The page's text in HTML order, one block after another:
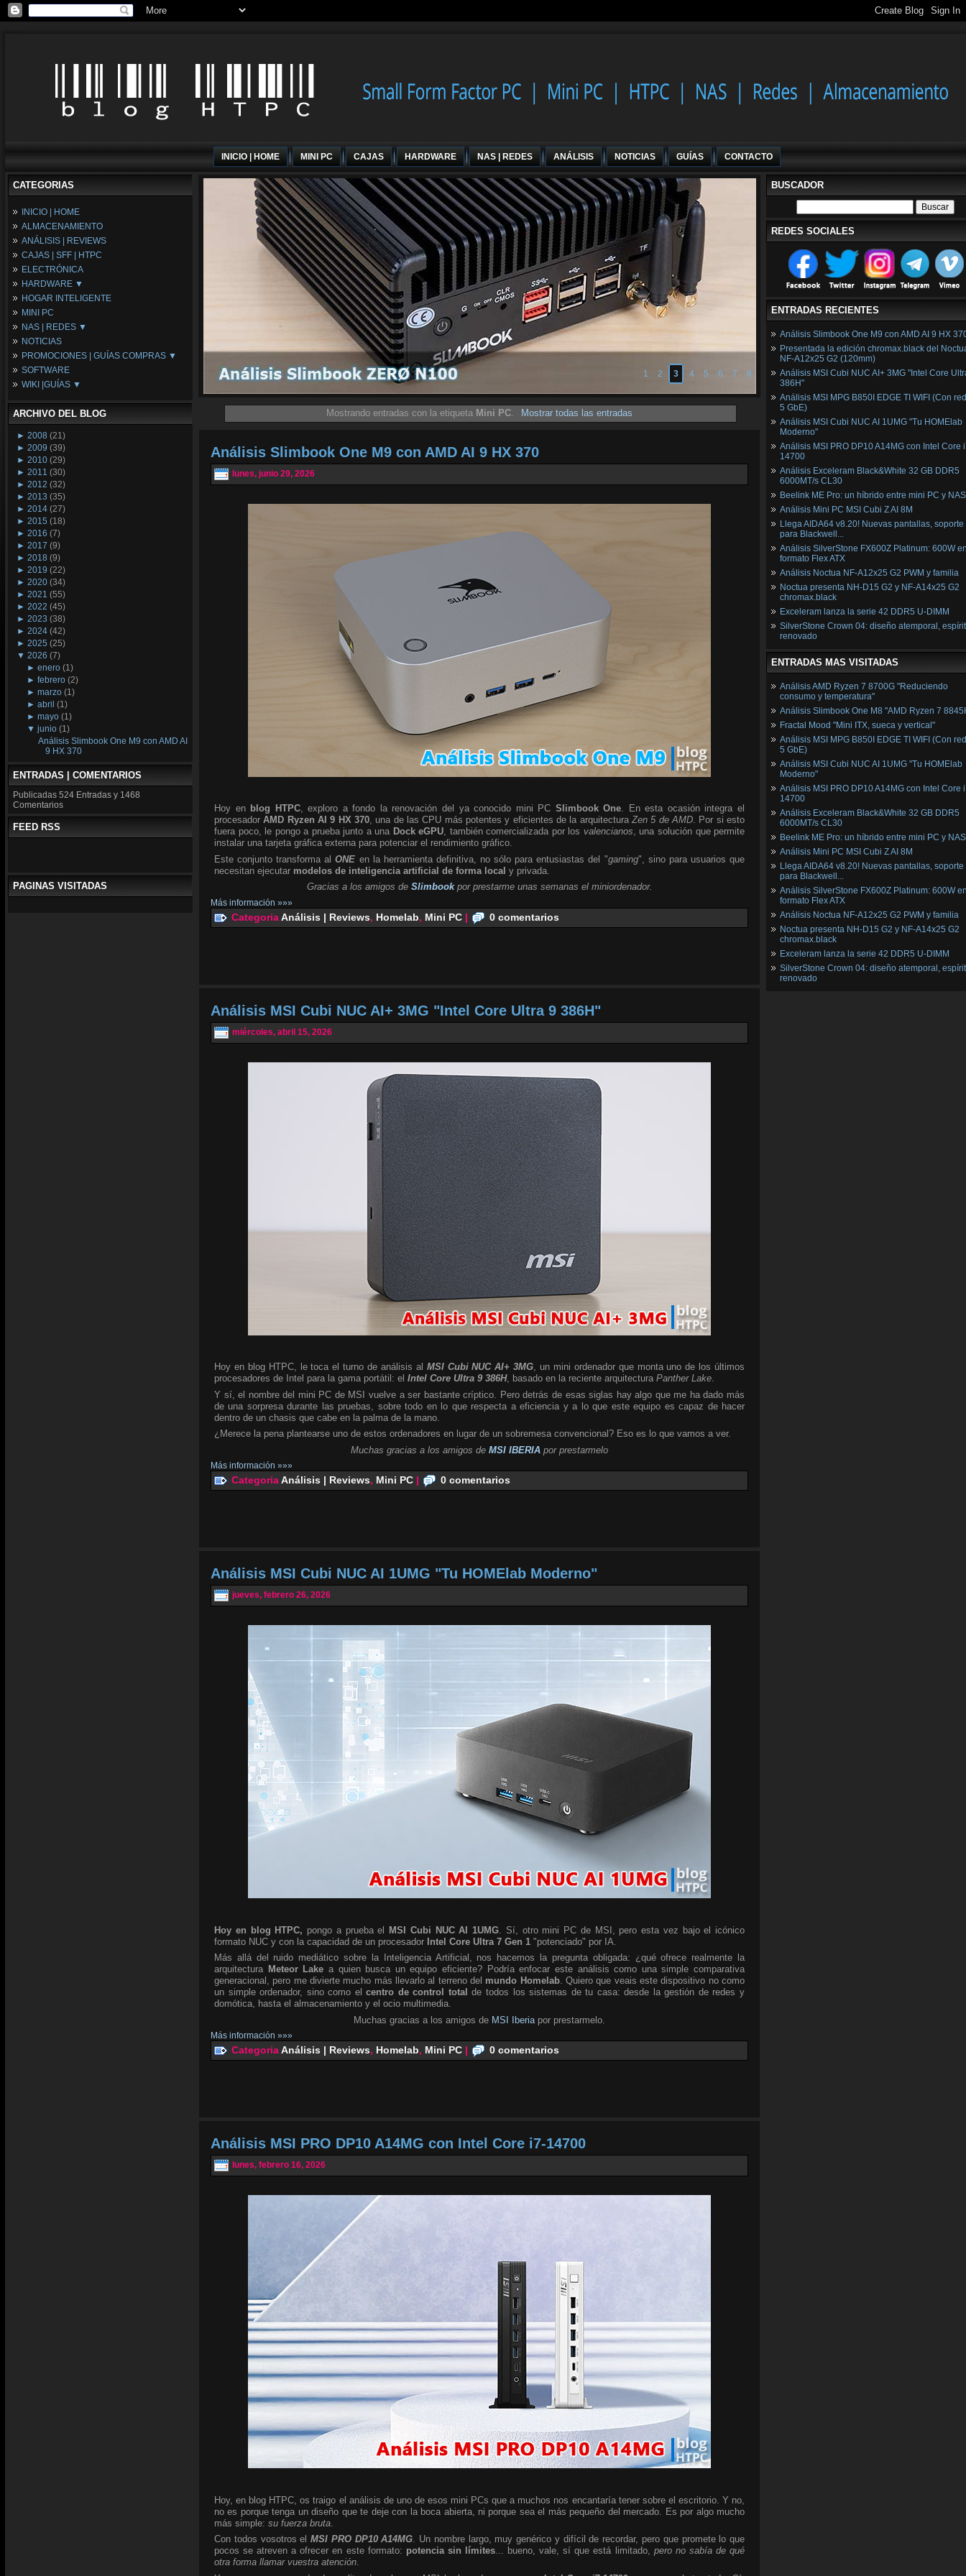
INICIO | HOME MINI PC CAJAS HARDWARE NAS | REDES ANÁLISIS NOTICIAS GUÍAS CONTACTO
CATEGORIAS
INICIO | HOME
ALMACENAMIENTO
ANÁLISIS | REVIEWS
CAJAS | SFF | HTPC
ELECTRÓNICA
HARDWARE ▼
Fuentes de Alimentación
Memória RAM
Placas Base
Procesadores
Periféricos
Refrigeración
Tarjetas Gráficas
HOGAR INTELIGENTE
MINI PC
NAS | REDES ▼
NAS
Espacio Synology
Redes
NOTICIAS
PROMOCIONES | GUÍAS COMPRAS ▼
Configuraciones Ordenadores
Guías de Compras
SOFTWARE
WIKI |GUÍAS ▼
Wikipedia
ARCHIVO DEL BLOG
► 2008 (21)
► 2009 (39)
► 2010 (29)
► 2011 (30)
► 2012 (32)
► 2013 (35)
► 2014 (27)
► 2015 (18)
► 2016 (7)
► 2017 (9)
► 2018 (9)
► 2019 (22)
► 2020 (34)
► 2021 (55)
► 2022 (45)
► 2023 (38)
► 2024 (42)
► 2025 (25)
▼ 2026 (7)
►enero (1)
►febrero (2)
►marzo (1)
►abril (1)
►mayo (1)
▼junio (1)
Análisis Slimbook One M9 con AMD AI
9 HX 370
ENTRADAS | COMENTARIOS
Publicadas 524 Entradas y 1468
Comentarios
FEED RSS
PAGINAS VISITADAS
1 2 3 4 5 6 7 8
Mostrando entradas con la etiqueta Mini PC Mostrar todas las entradas
Análisis Slimbook One M9 con AMD AI 9 HX 370
lunes, junio 29, 2026
Hoy en blog HTPC, exploro a fondo la renovación del ya conocido mini PC Slimbook One. En esta ocasión integra el
procesadorAMD Ryzen AI 9 HX 370, una de las CPU más potentes y eficientes de la arquitecturaZen 5 de AMD. Por si esto
fuera poco, le pongo a prueba junto a una Dock eGPU, también comercializada por los valencianos, una solución que permite
instalar una tarjeta gráfica externa para potenciar el rendimiento gráfico.
Este conjunto transforma alONE en la herramienta definitiva, no sólo para entusiastas del "gaming", sino para usuarios que
necesitan ejecutar modelos de inteligencia artificial de forma local y privada.
Gracias a los amigos de Slimbook por prestarme unas semanas el miniordenador.
Más información »»»
CategoriaAnálisis | Reviews, Homelab, Mini PC | 0 comentarios
Análisis MSI Cubi NUC AI+ 3MG "Intel Core Ultra 9 386H"
miércoles, abril 15, 2026
Hoy en blog HTPC, le toca el turno de análisis al MSI Cubi NUC AI+ 3MG, un mini ordenador que monta uno de los últimos
procesadores de Intel para la gama portátil: el Intel Core Ultra 9 386H, basado en la reciente arquitectura Panther Lake.
Y sí, el nombre del mini PC de MSI vuelve a ser bastante críptico. Pero detrás de esas siglas hay algo que me ha dado más
de una sorpresa durante las pruebas, sobre todo en lo que respecta a eficiencia y a lo que este equipo es capaz de hacer
dentro de un chasis que cabe en la palma de la mano.
¿Merece la pena plantearse uno de estos ordenadores en lugar de un sobremesa convencional? Eso es lo que vamos a ver.
Muchas gracias a los amigos de MSI IBERIA por prestarmelo
Más información »»»
CategoriaAnálisis | Reviews, Mini PC | 0 comentarios
Análisis MSI Cubi NUC AI 1UMG "Tu HOMElab Moderno"
jueves, febrero 26, 2026
Hoy en blog HTPC, pongo a prueba el MSI Cubi NUC AI 1UMG . Sí, otro mini PC de MSI, pero esta vez bajo el icónico
formato NUC y con la capacidad de un procesador Intel Core Ultra 7 Gen 1 "potenciado" por IA.
Más allá del ruido mediático sobre la Inteligencia Artificial, nos hacemos la pregunta obligada: ¿qué ofrece realmente la
arquitectura Meteor Lake a quien busca un equipo eficiente? Podría enfocar este análisis como una simple comparativa
generacional, pero me divierte mucho más llevarlo al terreno del mundo Homelab. Quiero que veais este dispositivo no como
un simple ordenador, sino como elcentro de control total de todos los sistemas de tu casa: desde la gestión de redes y
domótica, hasta el almacenamiento y el ocio multimedia.
Muchas gracias a los amigos de MSI Iberia por prestarmelo.
Más información »»»
CategoriaAnálisis | Reviews, Homelab, Mini PC | 0 comentarios
Análisis MSI PRO DP10 A14MG con Intel Core i7-14700
lunes, febrero 16, 2026
Hoy, en blog HTPC, os traigo el análisis de uno de esos mini PCs que a muchos nos encantaría tener sobre el escritorio. Y no,
no es porque tenga un diseño que te deje con la boca abierta, ni porque sea el más pequeño del mercado. Es por algo mucho
más simple: su fuerza bruta
Con todos vosotros elMSI PRO DP10 A14MG. Un nombre largo, muy genérico y difícil de recordar, pero que promete lo que
pocos se atreven a ofrecer en este formato: potencia sin límites... bueno, vale, sí que está limitado, pero no sabía de qué
otra forma llamar vuestra atención.
BUSCADOR
REDES SOCIALES
ENTRADAS RECIENTES
Análisis Slimbook One M9 con AMD AI 9 HX
Presentada la edición chromax.black del
NF‑A12x25 G2 (120mm)
Análisis MSI Cubi NUC AI+ 3MG "Intel Core
386H"
Análisis MSI MPG B850I EDGE TI WIFI (Con
5 GbE)
Análisis MSI Cubi NUC AI 1UMG "Tu HOMElab
Moderno"
Análisis MSI PRO DP10 A14MG con Intel Core
14700
Análisis Exceleram Black&White 32 GB DDR5
6000MT/s CL30
Beelink ME Pro: un híbrido entre mini PC y NAS
Análisis Mini PC MSI Cubi Z AI 8M
Llega AIDA64 v8.20! Nuevas pantallas, soporte
para Blackwell...
Análisis SilverStone FX600Z Platinum: 600W
formato Flex ATX
Análisis Noctua NF-A12x25 G2 PWM y familia
Noctua presenta NH-D15 G2 y NF-A14x25 G2
chromax.black
Exceleram lanza la serie 42 DDR5 U-DIMM
SilverStone Crown 04: diseño atemporal,
renovado
ENTRADAS MAS VISITADAS
Análisis AMD Ryzen 7 8700G "Reduciendo
consumo y temperatura"
Análisis Slimbook One M8 "AMD Ryzen 7
Fractal Mood "Mini ITX, sueca y vertical"
Análisis MSI MPG B850I EDGE TI WIFI (Con
5 GbE)
Análisis MSI Cubi NUC AI 1UMG "Tu HOMElab
Moderno"
Análisis MSI PRO DP10 A14MG con Intel Core
14700
Análisis Exceleram Black&White 32 GB DDR5
6000MT/s CL30
Beelink ME Pro: un híbrido entre mini PC y NAS
Análisis Mini PC MSI Cubi Z AI 8M
Llega AIDA64 v8.20! Nuevas pantallas, soporte
para Blackwell...
Análisis SilverStone FX600Z Platinum: 600W
formato Flex ATX
Análisis Noctua NF-A12x25 G2 PWM y familia
Noctua presenta NH-D15 G2 y NF-A14x25 G2
chromax.black
Exceleram lanza la serie 42 DDR5 U-DIMM
SilverStone Crown 04: diseño atemporal,
renovado